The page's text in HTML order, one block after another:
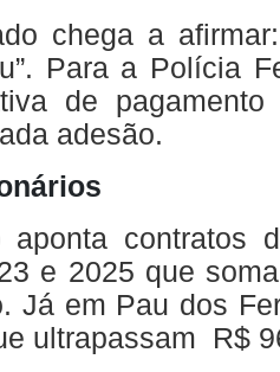
chega a
Para a Polícia
de pagamento
adesão.
aponta contratos
e 2025 que
Já em Pau dos
ultrapassam R$